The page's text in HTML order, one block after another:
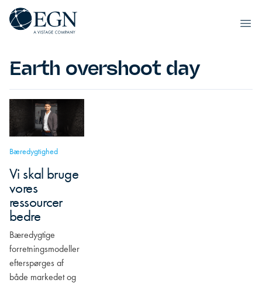
Spring til indhold
Executives' Global Network
Earth overshoot day
Bæredygtighed
Vi skal bruge
vores
ressourcer
bedre
Bæredygtige
forretningsmodeller
efterspørges af
både markedet og